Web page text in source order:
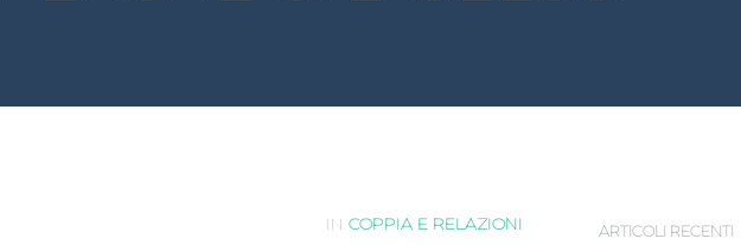
IN COPPIA E RELAZIONI ARTICOLI RECENTI